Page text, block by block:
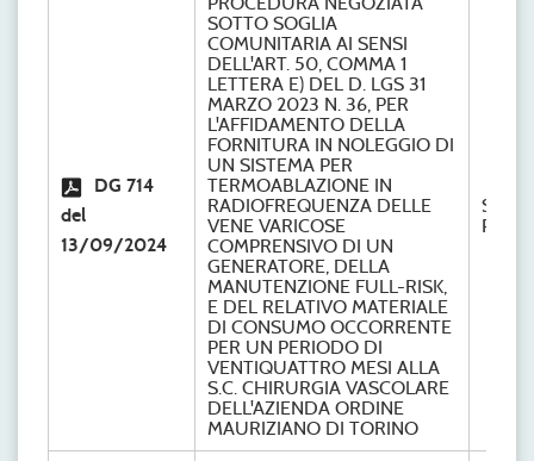
DG 714
del
13/09/2024
SOTTO SOGLIA
COMUNITARIA AI SENSI
DELL'ART. 50, COMMA 1
LETTERA E) DEL D. LGS 31
MARZO 2023 N. 36, PER
L'AFFIDAMENTO DELLA
FORNITURA IN NOLEGGIO DI
UN SISTEMA PER
TERMOABLAZIONE IN
RADIOFREQUENZA DELLE
VENE VARICOSE
COMPRENSIVO DI UN
GENERATORE, DELLA
MANUTENZIONE FULL-RISK,
E DEL RELATIVO MATERIALE
DI CONSUMO OCCORRENTE
PER UN PERIODO DI
VENTIQUATTRO MESI ALLA
S.C. CHIRURGIA VASCOLARE
DELL'AZIENDA ORDINE
MAURIZIANO DI TORINO
S.C.